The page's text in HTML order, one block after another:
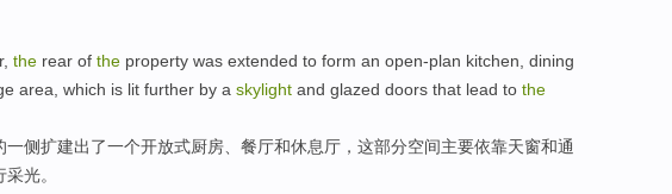
, the rear of the property was extended to form an open-plan kitchen dining
area, which is lit further by a skylight and glazed doors that lead to the
一侧扩建出了一个开放式厨房 餐厅和休息厅 ， 这部分空间主要依靠天窗和通
光。